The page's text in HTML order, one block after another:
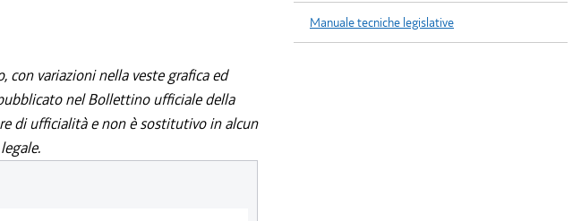
variazioni nella veste grafica ed
nel Bollettino ufficiale della
di ufficialità e non è sostitutivo in alcun
Manuale tecniche legislative